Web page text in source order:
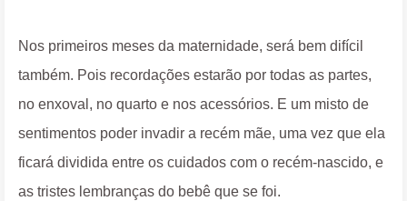
Nos primeiros meses da maternidade, será bem difícil
também. Pois recordações estarão por todas as partes,
no enxoval, no quarto e nos acessórios. E um misto de
sentimentos poder invadir a recém mãe, uma vez que ela
ficará dividida entre os cuidados com o recém-nascido, e
as tristes lembranças do bebê que se foi.